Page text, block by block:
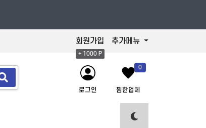
회원가입
+ 1000 P
추가메뉴
로그인
0
찜한업체